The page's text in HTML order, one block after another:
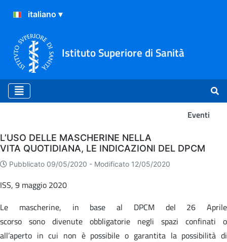
Istituto Superiore di Sanità
Eventi
Eventi
L’USO DELLE MASCHERINE NELLA
VITA QUOTIDIANA, LE INDICAZIONI DEL DPCM
Pubblicato 09/05/2020 - Modificato 12/05/2020
ISS, 9 maggio 2020
Le mascherine, in base al DPCM del 26 Aprile
scorso sono divenute obbligatorie negli spazi confinati o
all’aperto in cui non è possibile o garantita la possibilità di